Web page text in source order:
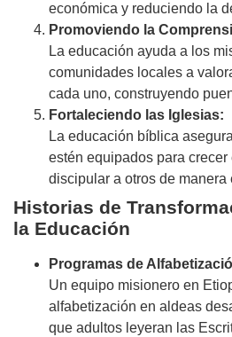
económica y reduciendo la
Promoviendo la
La educación ayuda a los
comunidades locales a
cada uno, construyendo
Fortaleciendo las Iglesias:
La educación bíblica
estén equipados para
discipular a otros de manera
Historias de
la Educación
Programas de
Un equipo misionero en
alfabetización en aldeas
que adultos leyeran las